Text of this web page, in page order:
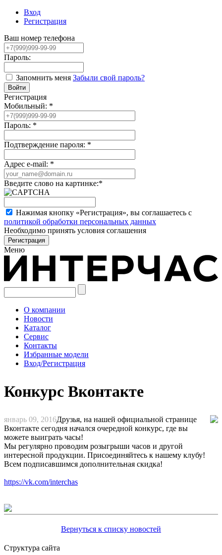
Вход
Регистрация
Ваш номер телефона
Пароль:
Запомнить меня Забыли свой пароль?
Регистрация
Мобильный: *
Пароль: *
Подтверждение пароля: *
Адрес e-mail: *
Введите слово на картинке:*
Нажимая кнопку «Регистрация», вы соглашаетесь с
политикой обработки персональных данных
Необходимо принять условия соглашения
Меню
О компании
Новости
Каталог
Сервис
Контакты
Избранные модели
Вход/Регистрация
Конкурс Вконтакте
январь 09, 2016Друзья, на нашей официальной странице
Вконтакте сегодня начался очередной конкурс, где вы
можете выиграть часы!
Мы регулярно проводим розыгрыши часов и другой
интересной продукции. Присоединяйтесь к нашему клубу!
Всем подписавшимся дополнительная скидка!
https://vk.com/interchas
Вернуться к списку новостей
Структура сайта